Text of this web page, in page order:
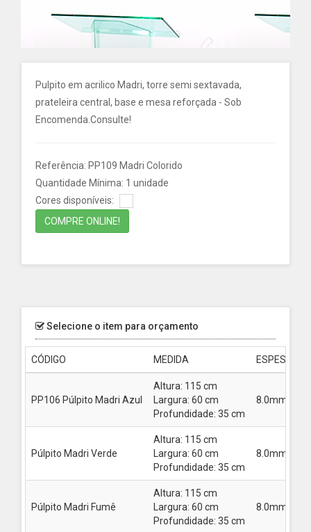
Pulpito em acrilico Madri, torre semi sextavada,
prateleira central, base e mesa reforçada - Sob
Encomenda.Consulte!
Referência: PP109 Madri Colorido
Quantidade Mínima: 1 unidade
Cores disponíveis:
COMPRE ONLINE!
Selecione o item para orçamento
CÓDIGO MEDIDA ESPESSURA
PP106 Púlpito Madri Azul
Altura: 115 cm
Largura: 60 cm
Profundidade: 35 cm
8.0mm
Púlpito Madri Verde
Altura: 115 cm
Largura: 60 cm
Profundidade: 35 cm
8.0mm
Púlpito Madri Fumê
Altura: 115 cm
Largura: 60 cm
Profundidade: 35 cm
8.0mm